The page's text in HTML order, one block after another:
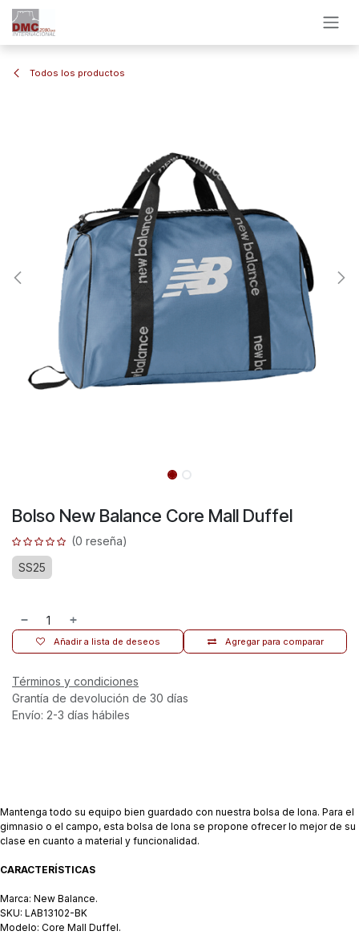
Todos los productos
Bolso New Balance Core Mall Duffel
(0 reseña)
SS25
Agregar para comparar
Añadir a lista de deseos
Términos y condiciones
Grantía de devolución de 30 días
Envío: 2-3 días hábiles
Mantenga todo su equipo bien guardado con nuestra bolsa de lona. Para el
gimnasio o el campo, esta bolsa de lona se propone ofrecer lo mejor de su
clase en cuanto a material y funcionalidad.
CARACTERÍSTICAS
Marca: New Balance.
SKU: LAB13102-BK
Modelo: Core Mall Duffel.